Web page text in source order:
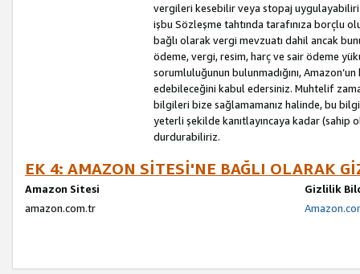
vergileri kesebilir veya stopaj
işbu Sözleşme tahtında tarafınıza borçlu
bağlı olarak vergi mevzuatı dahil ancak
ödeme, vergi, resim, harç ve sair ödeme
sorumluluğunun bulunmadığını,
edebileceğini kabul edersiniz. Muhtelif
bilgileri bize sağlamamanız halinde, bu
yeterli şekilde kanıtlayıncaya kadar
durdurabiliriz.
EK 4: AMAZON SİTESİ'NE BAĞLI OLARAK
Amazon Sitesi
Gizlilik
amazon.com.tr